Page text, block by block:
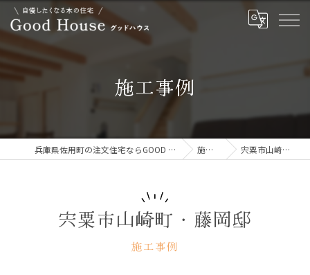
施工事例
兵庫県佐用町の注文住宅ならGOOD HOUSE グッドハウス 施工事例 宍粟市山崎町・藤岡邸
施工事例
宍粟市山崎町・藤岡邸